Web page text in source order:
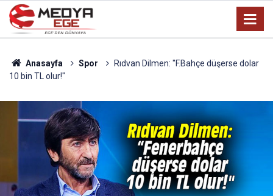
Anasayfa Spor
Rıdvan Dilmen: "F.Bahçe düşerse dolar
10 bin TL olur!"